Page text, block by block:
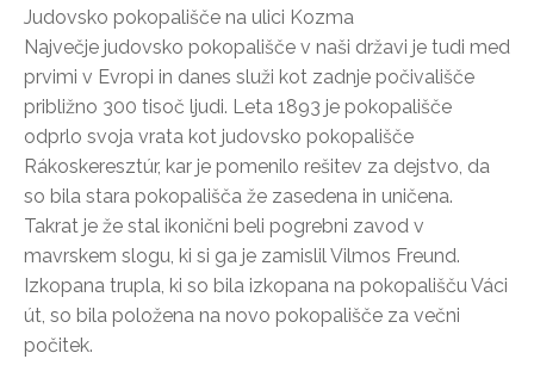
Judovsko pokopališče na ulici Kozma
Največje judovsko pokopališče v naši državi je tudi med
prvimi v Evropi in danes služi kot zadnje počivališče
približno 300 tisoč ljudi. Leta 1893 je pokopališče
odprlo svoja vrata kot judovsko pokopališče
Rákoskeresztúr, kar je pomenilo rešitev za dejstvo, da
so bila stara pokopališča že zasedena in uničena.
Takrat je že stal ikonični beli pogrebni zavod v
mavrskem slogu, ki si ga je zamislil Vilmos Freund.
Izkopana trupla, ki so bila izkopana na pokopališču Váci
út, so bila položena na novo pokopališče za večni
počitek.